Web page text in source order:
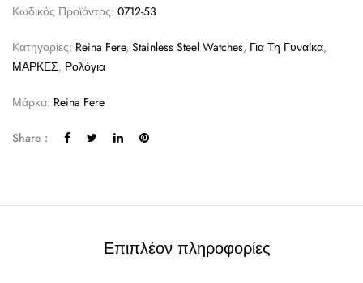
Κωδικός Προϊόντος: 0712-53
Κατηγορίες: Reina Fere, Stainless Steel Watches, Για Τη Γυναίκα,
ΜΑΡΚΕΣ, Ρολόγια
Μάρκα: Reina Fere
Share :
Επιπλέον πληροφορίες